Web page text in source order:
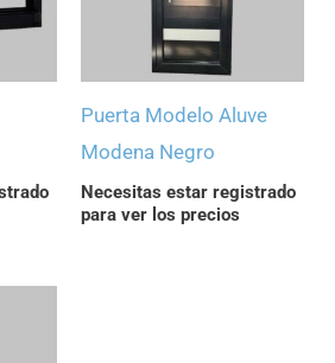
Puerta Modelo Aluve
Modena Negro
Necesitas estar registrado
para ver los precios